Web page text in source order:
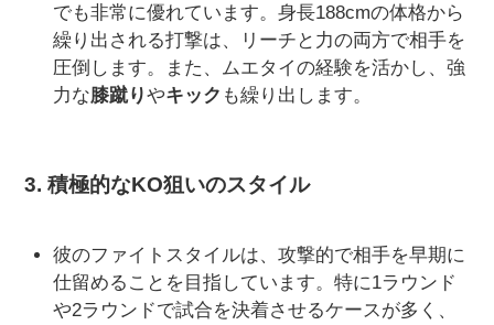
でも非常に優れています。身長188cmの体格から
繰り出される打撃は、リーチと力の両方で相手を
圧倒します。また、ムエタイの経験を活かし、強
力な膝蹴りやキック も繰り出します。
3.積極的なKO狙いのスタイル
彼のファイトスタイルは、攻撃的で相手を早期に
仕留めることを目指しています。特に1ラウンド
や2ラウンドで試合を決着させるケースが多く、